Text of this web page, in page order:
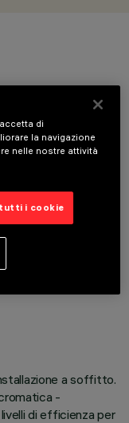
a soffitto.
-
di efficienza per
di
la navigazione
nelle nostre attività
i cookie